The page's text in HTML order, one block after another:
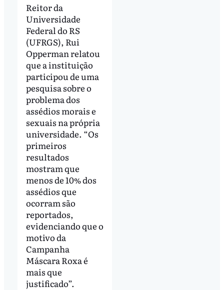
Reitor da
Universidade
Federal do RS
(UFRGS), Rui
Opperman relatou
que a instituição
participou de uma
pesquisa sobre o
problema dos
assédios morais e
sexuais na própria
universidade. “Os
primeiros
resultados
mostram que
menos de 10% dos
assédios que
ocorram são
reportados,
evidenciando que o
motivo da
Campanha
Máscara Roxa é
mais que
justificado”.